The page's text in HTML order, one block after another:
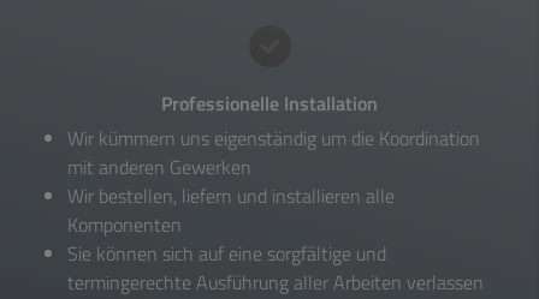
Professionelle Installation
Wir kümmern uns eigenständig um die Koordination
mit anderen Gewerken
Wir bestellen, liefern und installieren alle
Komponenten
Sie können sich auf eine sorgfältige und
termingerechte Ausführung aller Arbeiten verlassen